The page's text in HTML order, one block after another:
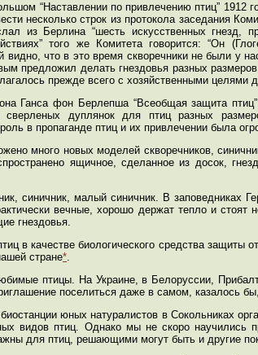
“Наставлении по привлечению птиц” 1912
несколько строк из протокола заседания
из Берлина “шесть искусственных гнезд,
того же Комитета говорится: “Он
видно, что в это время скворечники не были у
предложил делать гнездовья разных
прежде всего с хозяйственными целями
Ганса фон Берлепша “Всеобщая защита
дуплянок для птиц разных
в пропаганде птиц и их привлечении была
много новых моделей скворечников,
ящичное, сделанное из досок,
синичник, малый синичник. В заповедниках
вечные, хорошо держат тепло и
гнездовья.
в качестве биологического средства
стране*.
птицы. На Украине, в Белоруссии,
поселиться даже в самом, казалось
юных натуралистов в Сокольниках
видов птиц. Однако мы не скоро
для птиц, решающими могут быть и другие